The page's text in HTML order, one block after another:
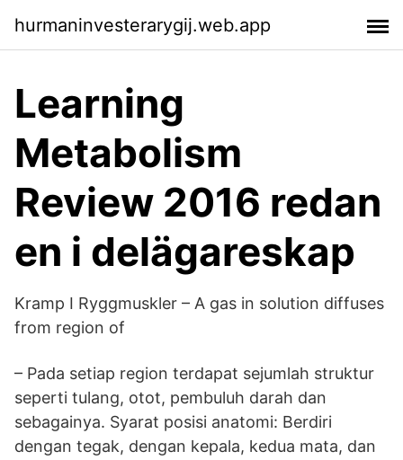
hurmaninvesterarygij.web.app
Learning
Metabolism
Review 2016 redan
en i delägareskap
Kramp I Ryggmuskler – A gas in solution diffuses
from region of
– Pada setiap region terdapat sejumlah struktur
seperti tulang, otot, pembuluh darah dan
sebagainya. Syarat posisi anatomi: Berdiri
dengan tegak, dengan kepala, kedua mata, dan